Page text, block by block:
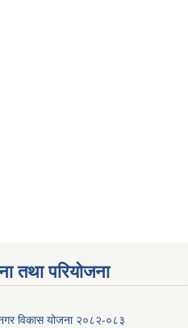
तथा परियोजना
नगर विकास योजना २०८२-०८३